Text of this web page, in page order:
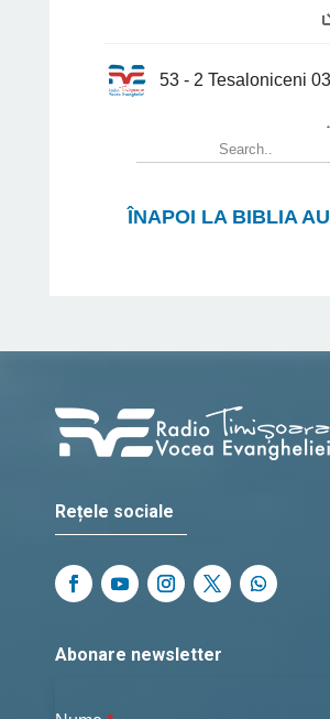
53 - 2 Tesaloniceni 03
ÎNAPOI LA BIBLIA
Rețele sociale
Abonare newsletter